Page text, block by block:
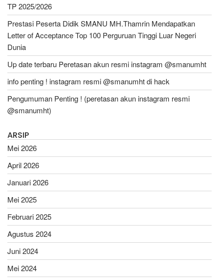
TP 2025/2026
Prestasi Peserta Didik SMANU MH.Thamrin Mendapatkan
Letter of Acceptance Top 100 Perguruan Tinggi Luar Negeri
Dunia
Up date terbaru Peretasan akun resmi instagram @smanumht
info penting ! instagram resmi @smanumht di hack
Pengumuman Penting ! (peretasan akun instagram resmi
@smanumht)
ARSIP
Mei 2026
April 2026
Januari 2026
Mei 2025
Februari 2025
Agustus 2024
Juni 2024
Mei 2024